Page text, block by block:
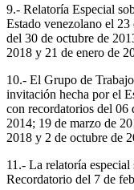
9.- Relatoría Especial
Estado venezolano el
del 30 de octubre de
2018 y 21 de enero de
10.- El Grupo de
invitación hecha por el
con recordatorios del 06
2014; 19 de marzo de
2018 y 2 de octubre de
11.- La relatoría
Recordatorio del 7 de